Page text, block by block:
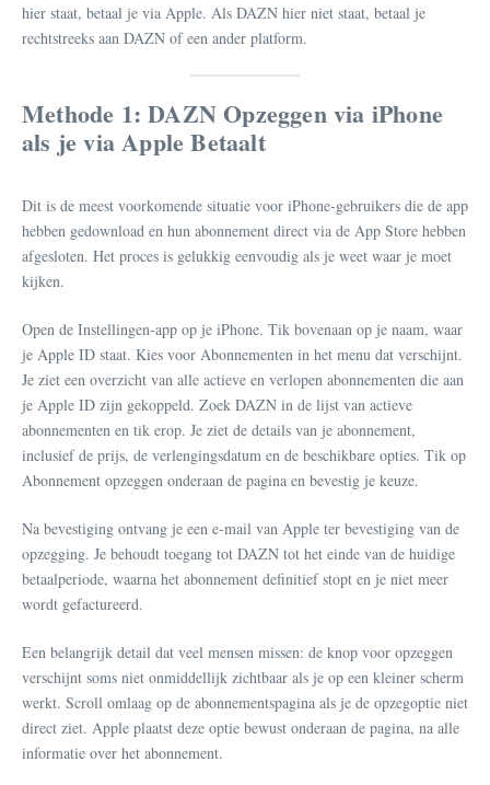
hier staat, betaal je via Apple. Als DAZN hier niet staat, betaal je
rechtstreeks aan DAZN of een ander platform.
Methode 1: DAZN Opzeggen via iPhone
als je via Apple Betaalt
Dit is de meest voorkomende situatie voor iPhone-gebruikers die de app
hebben gedownload en hun abonnement direct via de App Store hebben
afgesloten. Het proces is gelukkig eenvoudig als je weet waar je moet
kijken.
Open de Instellingen-app op je iPhone. Tik bovenaan op je naam, waar
je Apple ID staat. Kies voor Abonnementen in het menu dat verschijnt.
Je ziet een overzicht van alle actieve en verlopen abonnementen die aan
je Apple ID zijn gekoppeld. Zoek DAZN in de lijst van actieve
abonnementen en tik erop. Je ziet de details van je abonnement,
inclusief de prijs, de verlengingsdatum en de beschikbare opties. Tik op
Abonnement opzeggen onderaan de pagina en bevestig je keuze.
Na bevestiging ontvang je een e-mail van Apple ter bevestiging van de
opzegging. Je behoudt toegang tot DAZN tot het einde van de huidige
betaalperiode, waarna het abonnement definitief stopt en je niet meer
wordt gefactureerd.
Een belangrijk detail dat veel mensen missen: de knop voor opzeggen
verschijnt soms niet onmiddellijk zichtbaar als je op een kleiner scherm
werkt. Scroll omlaag op de abonnementspagina als je de opzegoptie niet
direct ziet. Apple plaatst deze optie bewust onderaan de pagina, na alle
informatie over het abonnement.